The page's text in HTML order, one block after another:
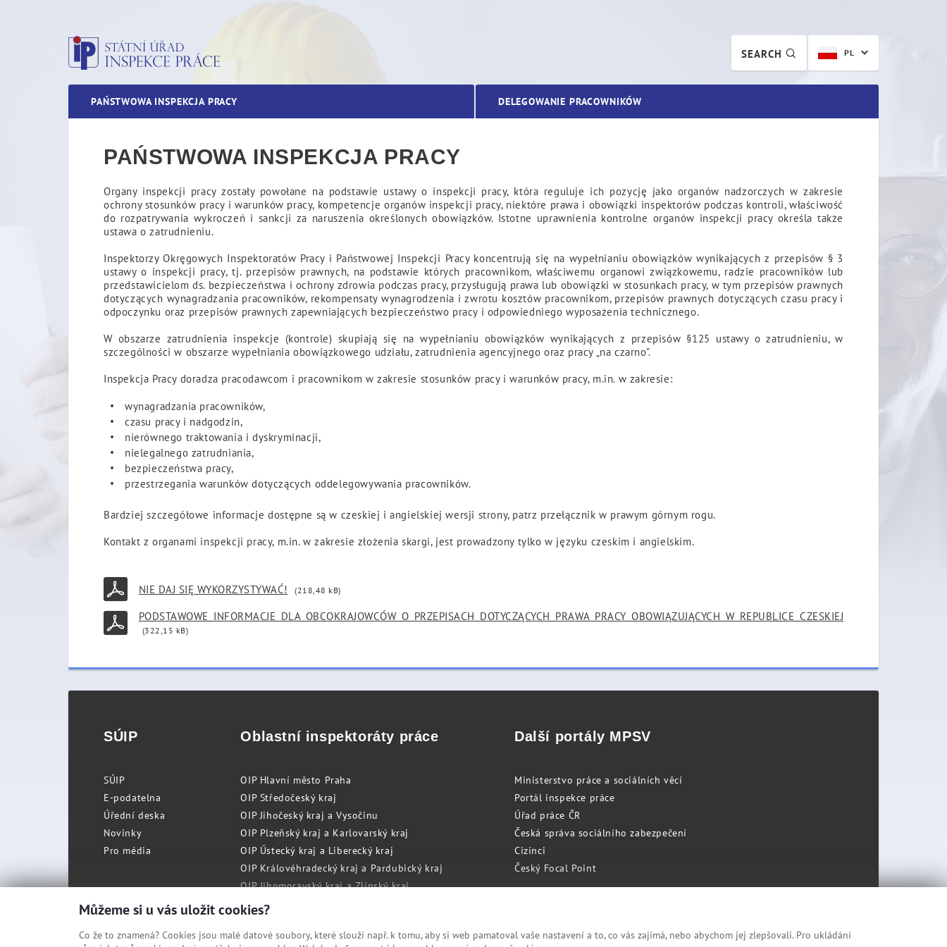
Państwowa inspekcja pracy
PL
SEARCH
PAŃSTWOWA INSPEKCJA PRACY DELEGOWANIE PRACOWNIKÓW
PAŃSTWOWA INSPEKCJA PRACY
Organy inspekcji pracy zostały powołane na podstawie ustawy o inspekcji pracy, która reguluje ich pozycję jako organów nadzorczych w zakresie
ochrony stosunków pracy i warunków pracy, kompetencje organów inspekcji pracy, niektóre prawa i obowiązki inspektorów podczas kontroli, właściwość
do rozpatrywania wykroczeń i sankcji za naruszenia określonych obowiązków. Istotne uprawnienia kontrolne organów inspekcji pracy określa także
ustawa o zatrudnieniu.
Inspektorzy Okręgowych Inspektoratów Pracy i Państwowej Inspekcji Pracy koncentrują się na wypełnianiu obowiązków wynikających z przepisów § 3
ustawy o inspekcji pracy, tj. przepisów prawnych, na podstawie których pracownikom, właściwemu organowi związkowemu, radzie pracowników lub
przedstawicielom ds. bezpieczeństwa i ochrony zdrowia podczas pracy, przysługują prawa lub obowiązki w stosunkach pracy, w tym przepisów prawnych
dotyczących wynagradzania pracowników, rekompensaty wynagrodzenia i zwrotu kosztów pracownikom, przepisów prawnych dotyczących czasu pracy i
odpoczynku oraz przepisów prawnych zapewniających bezpieczeństwo pracy i odpowiedniego wyposażenia technicznego.
W obszarze zatrudnienia inspekcje (kontrole) skupiają się na wypełnianiu obowiązków wynikających z przepisów §125 ustawy o zatrudnieniu, w
szczególności w obszarze wypełniania obowiązkowego udziału, zatrudnienia agencyjnego oraz pracy „na czarno”.
Inspekcja Pracy doradza pracodawcom i pracownikom w zakresie stosunków pracy i warunków pracy, m.in. w zakresie:
wynagradzania pracowników,
czasu pracy i nadgodzin,
nierównego traktowania i dyskryminacji,
nielegalnego zatrudniania,
bezpieczeństwa pracy,
przestrzegania warunków dotyczących oddelegowywania pracowników.
Bardziej szczegółowe informacje dostępne są w czeskiej i angielskiej wersji strony, patrz przełącznik w prawym górnym rogu.
Kontakt z organami inspekcji pracy, m.in. w zakresie złożenia skargi, jest prowadzony tylko w języku czeskim i angielskim.
NIE DAJ SIĘ WYKORZYSTYWAĆ! (218,48 kB)
PODSTAWOWE INFORMACJE DLA OBCOKRAJOWCÓW O PRZEPISACH DOTYCZĄCYCH PRAWA PRACY OBOWIĄZUJĄCYCH W REPUBLICE CZESKIEJ
(322,15 kB)
SÚIP
SÚIP
E-podatelna
Úřední deska
Novinky
Pro média
Oblastní inspektoráty práce
OIP Hlavní město Praha
OIP Středočeský kraj
OIP Jihočeský kraj a Vysočinu
OIP Plzeňský kraj a Karlovarský kraj
OIP Ústecký kraj a Liberecký kraj
OIP Královéhradecký kraj a Pardubický kraj
OIP Jihomoravský kraj a Zlínský kraj
OIP Moravskoslezský kraj a Olomoucký kraj
Další portály MPSV
Ministerstvo práce a sociálních věcí
Portál inspekce práce
Úřad práce ČR
Česká správa sociálního zabezpečení
Cizinci
Český Focal Point
Můžeme si u vás uložit cookies?
Co že to znamená? Cookies jsou malé datové soubory, které slouží např. k tomu, aby si web pamatoval vaše nastavení a to, co vás zajímá, nebo abychom jej zlepšovali. Pro ukládání